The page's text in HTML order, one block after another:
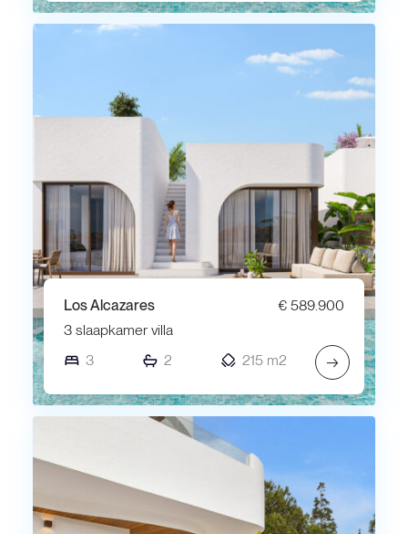
Los Alcazares
€ 589.900
3 slaapkamer villa
3
2 215 m2 →